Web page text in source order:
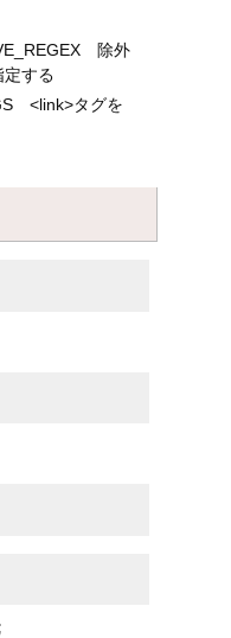
除外
する
<link>タグを